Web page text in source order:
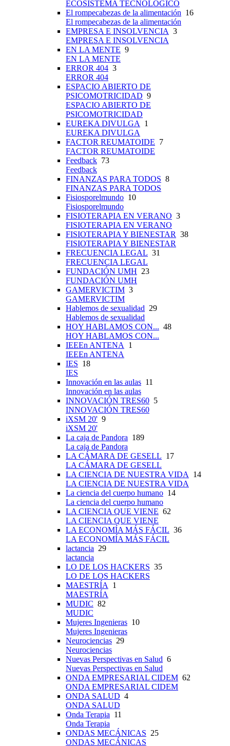
ECOSISTEMA TECNOLÓGICO
El rompecabezas de la alimentación 16
El rompecabezas de la alimentación
EMPRESA E INSOLVENCIA 3
EMPRESA E INSOLVENCIA
EN LA MENTE 9
EN LA MENTE
ERROR 404 3
ERROR 404
ESPACIO ABIERTO DE
PSICOMOTRICIDAD 9
ESPACIO ABIERTO DE
PSICOMOTRICIDAD
EUREKA DIVULGA
1
EUREKA DIVULGA
FACTOR REUMATOIDE 7
FACTOR REUMATOIDE
Feedback 73
Feedback
FINANZAS PARA TODOS 8
FINANZAS PARA TODOS
Fisiosporelmundo 10
Fisiosporelmundo
FISIOTERAPIA EN VERANO 3
FISIOTERAPIA EN VERANO
FISIOTERAPIA Y BIENESTAR 38
FISIOTERAPIA Y BIENESTAR
FRECUENCIA LEGAL 31
FRECUENCIA LEGAL
FUNDACIÓN UMH 23
FUNDACIÓN UMH
GAMERVICTIM 3
GAMERVICTIM
Hablemos de sexualidad 29
Hablemos de sexualidad
HOY HABLAMOS CON... 48
HOY HABLAMOS CON...
IEEEn ANTENA
1
IEEEn ANTENA
IES 18
IES
Innovación en las aulas 11
Innovación en las aulas
INNOVACIÓN TRES60 5
INNOVACIÓN TRES60
iXSM 20' 9
iXSM 20'
La caja de Pandora 189
La caja de Pandora
LA CÁMARA DE GESELL 17
LA CÁMARA DE GESELL
LA CIENCIA DE NUESTRA VIDA
14
LA CIENCIA DE NUESTRA VIDA
La ciencia del cuerpo humano 14
La ciencia del cuerpo humano
LA CIENCIA QUE VIENE 62
LA CIENCIA QUE VIENE
LA ECONOMÍA MÁS FÁCIL 36
LA ECONOMÍA MÁS FÁCIL
lactancia 29
lactancia
LO DE LOS HACKERS 35
LO DE LOS HACKERS
MAESTRÍA
1
MAESTRÍA
MUDIC 82
MUDIC
Mujeres Ingenieras 10
Mujeres Ingenieras
Neurociencias 29
Neurociencias
Nuevas Perspectivas en Salud 6
Nuevas Perspectivas en Salud
ONDA EMPRESARIAL CIDEM 62
ONDA EMPRESARIAL CIDEM
ONDA SALUD 4
ONDA SALUD
Onda Terapia 11
Onda Terapia
ONDAS MECÁNICAS 25
ONDAS MECÁNICAS